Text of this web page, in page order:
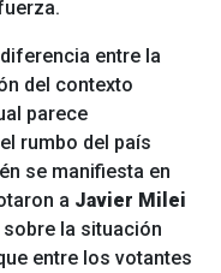
entre la
del contexto
parece
rumbo del país
se manifiesta en
a Javier Milei
sobre la situación
entre los votantes